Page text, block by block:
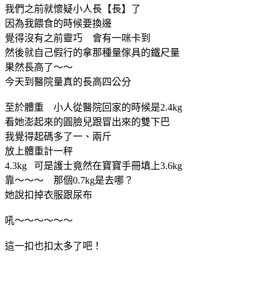
我們之前就懷疑小人長【長】了
因為我餵食的時候要換邊
覺得沒有之前靈巧 會有一咪卡到
然後就自己假行的拿那種量傢具的鐵尺量
果然長高了～～
今天到醫院量真的長高四公分
至於體重 小人從醫院回家的時候是2.4kg
看她澎起來的圓臉兒跟冒出來的雙下巴
我覺得起碼多了一、兩斤
放上體重計一秤
4.3kg 可是護士竟然在寶寶手冊填上3.6kg
靠～～～ 那個0.7kg是去哪？
她說扣掉衣服跟尿布
吼～～～～～～
這一扣也扣太多了吧！